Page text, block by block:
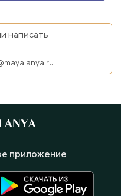
написать
приложение